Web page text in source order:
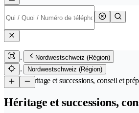
Nordwestschweiz (Région)
Nordwestschweiz (Région)
/Héritage et successions, conseil et
Héritage et successions,